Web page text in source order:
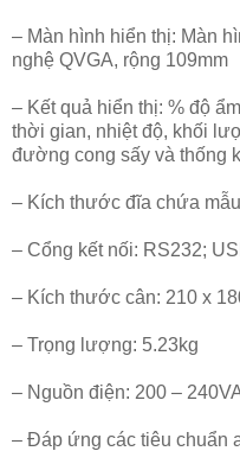
– Màn hình hiển thị: Màn
nghệ QVGA, rộng 109mm
– Kết quả hiển thị: % độ
thời gian, nhiệt độ, khối
đường cong sấy và thống
– Kích thước đĩa chứa
– Cổng kết nối: RS232;
– Kích thước cân: 210 x
– Trọng lượng: 5.23kg
– Nguồn điện: 200 –
– Đáp ứng các tiêu chuẩn